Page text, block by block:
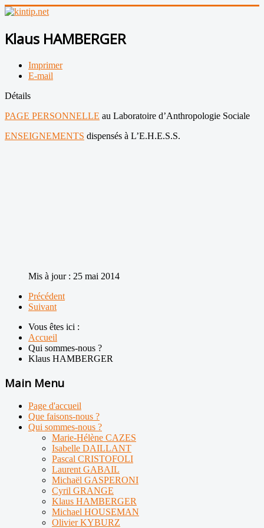
Klaus HAMBERGER
Imprimer
E-mail
Détails
PAGE PERSONNELLE au Laboratoire d’Anthropologie Sociale
ENSEIGNEMENTS dispensés à L’E.H.E.S.S.
Mis à jour : 25 mai 2014
Précédent
Suivant
Vous êtes ici :
Accueil
Qui sommes-nous ?
Klaus HAMBERGER
Main Menu
Page d'accueil
Que faisons-nous ?
Qui sommes-nous ?
Marie-Hélène CAZES
Isabelle DAILLANT
Pascal CRISTOFOLI
Laurent GABAIL
Michaël GASPERONI
Cyril GRANGE
Klaus HAMBERGER
Michael HOUSEMAN
Olivier KYBURZ